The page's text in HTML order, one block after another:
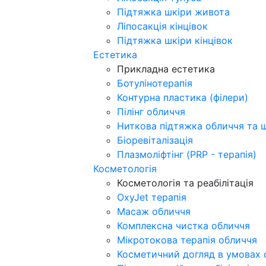
Підтяжка шкіри живота
Ліпосакція кінцівок
Підтяжка шкіри кінцівок
Естетика
Прикладна естетика
Ботулінотерапія
Контурна пластика (філери)
Пілінг обличчя
Ниткова підтяжка обличчя та
Біоревіталізація
Плазмоліфтінг (PRP - терапія)
Косметологія
Косметологія та реабілітація
OxyJet терапія
Масаж обличчя
Комплексна чистка обличчя
Мікротокова терапія обличчя
Косметичний догляд в умовах